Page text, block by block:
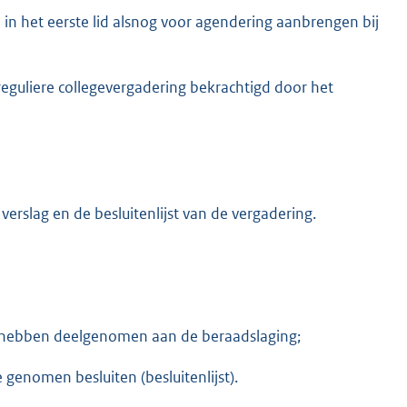
het eerste lid alsnog voor agendering aanbrengen bij
collegevergadering bekrachtigd door het
en de besluitenlijst van de vergadering.
deelgenomen aan de beraadslaging;
besluiten (besluitenlijst).